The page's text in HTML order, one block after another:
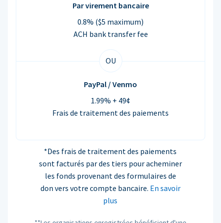
Par virement bancaire
0.8% ($5 maximum)
ACH bank transfer fee
OU
PayPal / Venmo
1.99% + 49¢
Frais de traitement des paiements
*Des frais de traitement des paiements
sont facturés par des tiers pour acheminer
les fonds provenant des formulaires de
don vers votre compte bancaire. En savoir
plus